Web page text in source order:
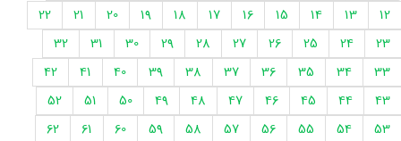
12
13
14
15
16
17
18
19
20
21
22
23
24
25
26
27
28
29
30
31
32
33
34
35
36
37
38
39
40
41
42
43
44
45
46
47
48
49
50
51
52
53
54
55
56
57
58
59
60
61
62